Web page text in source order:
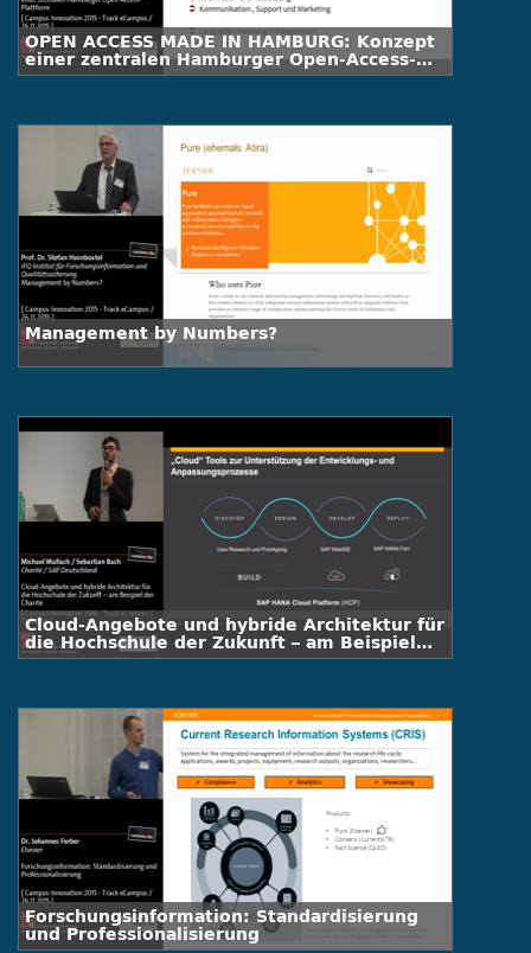
OPEN ACCESS MADE IN HAMBURG: Konzept
einer zentralen Hamburger Open-Access-
Plattform
Management by Numbers?
Cloud-Angebote und hybride Architektur für
die Hochschule der Zukunft – am Beispiel
der Charité
Forschungsinformation: Standardisierung
und Professionalisierung